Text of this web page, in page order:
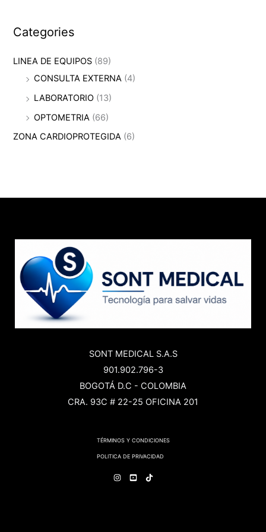
Categories
LINEA DE EQUIPOS (89)
CONSULTA EXTERNA (4)
LABORATORIO (13)
OPTOMETRIA (66)
ZONA CARDIOPROTEGIDA (6)
SONT MEDICAL S.A.S
901.902.796-3
BOGOTÁ D.C - COLOMBIA
CRA. 93C # 22-25 OFICINA 201
TÉRMINOS Y CONDICIONES
POLITICA DE PRIVACIDAD